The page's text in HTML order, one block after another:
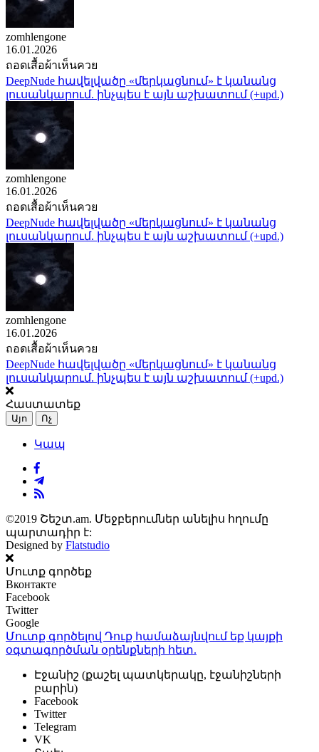
zomhlengone
16.01.2026
ถอดเสื้อผ้าเห็นควย
DeepNude հավելվածը «մերկացնում» է կանանց
լուսանկարում. ինչպես է այն աշխատում (+upd.)
zomhlengone
16.01.2026
ถอดเสื้อผ้าเห็นควย
DeepNude հավելվածը «մերկացնում» է կանանց
լուսանկարում. ինչպես է այն աշխատում (+upd.)
zomhlengone
16.01.2026
ถอดเสื้อผ้าเห็นควย
DeepNude հավելվածը «մերկացնում» է կանանց
լուսանկարում. ինչպես է այն աշխատում (+upd.)
Հաստատեք
Այո Ոչ
Կապ
©2019 Շեշտ.am. Մեջբերումներ անելիս հղումը
պարտադիր է:
Designed by Flatstudio
Մուտք գործեք
Вконтакте
Facebook
Twitter
Google
Մուտք գործելով Դուք համաձայնվում եք կայքի
օգտագործման օրենքների հետ.
Էջանիշ (քաշել պատկերակը, էջանիշների
բարին)
Facebook
Twitter
Telegram
VK